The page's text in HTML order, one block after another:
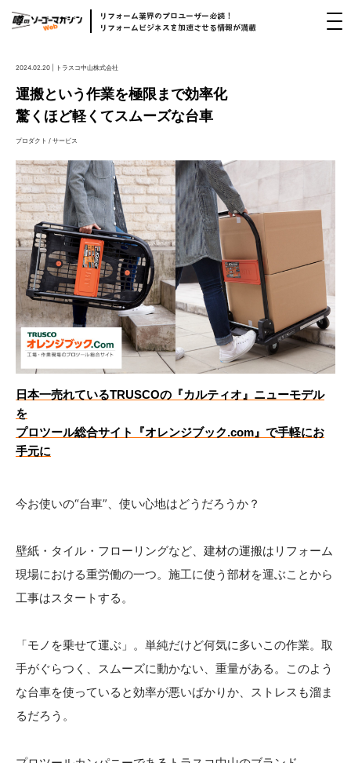
リフォーム業界のプロユーザー必読！
リフォームビジネスを加速させる情報が満載
2024.02.20 | トラスコ中山株式会社
運搬という作業を極限まで効率化
驚くほど軽くてスムーズな台車
プロダクト / サービス
日本一売れているTRUSCOの『カルティオ』ニューモデル
を
プロツール総合サイト『オレンジブック.com』で手軽にお
手元に
今お使いの“台車”、使い心地はどうだろうか？
壁紙・タイル・フローリングなど、建材の運搬はリフォーム
現場における重労働の一つ。施工に使う部材を運ぶことから
工事はスタートする。
「モノを乗せて運ぶ」。単純だけど何気に多いこの作業。取
手がぐらつく、スムーズに動かない、重量がある。このよう
な台車を使っていると効率が悪いばかりか、ストレスも溜ま
るだろう。